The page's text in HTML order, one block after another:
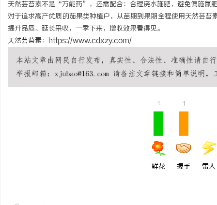
天然芸苔素不是“万能药”，还需配合：合理浇水施肥，避免偏施氮
对于追求高产优质的茄果类种植户，从苗期到果期全程使用天然芸
提升品质、延长采收，一季下来，增收效果看得见。
天然芸苔素： https://www.cdxzy.com/
1
鲜花
1
握手 雷人
净 AC 国际医疗实验室，标准化研发体系 利星能联合阿里云发布